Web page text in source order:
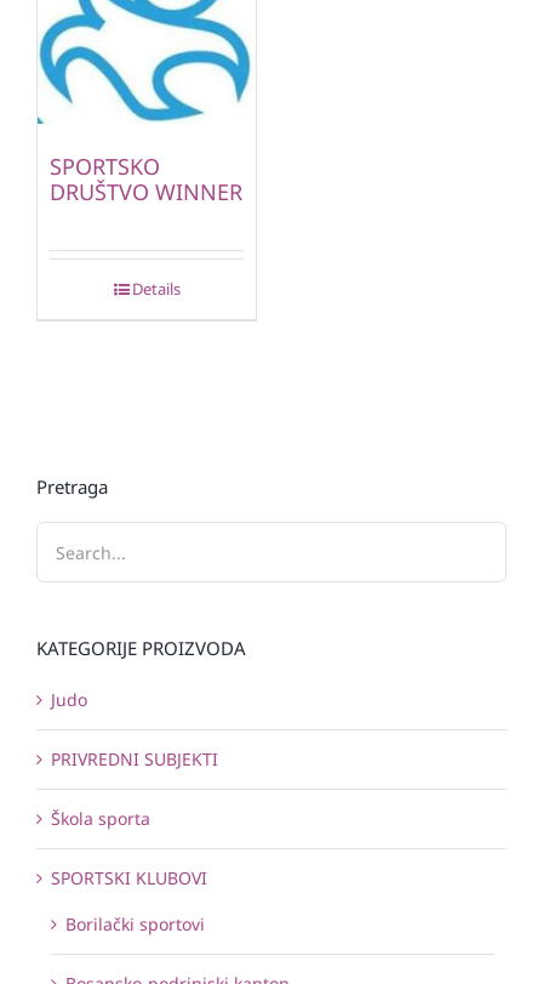
SPORTSKO
DRUŠTVO WINNER
Details
Pretraga
KATEGORIJE PROIZVODA
Judo
PRIVREDNI SUBJEKTI
Škola sporta
SPORTSKI KLUBOVI
Borilački sportovi